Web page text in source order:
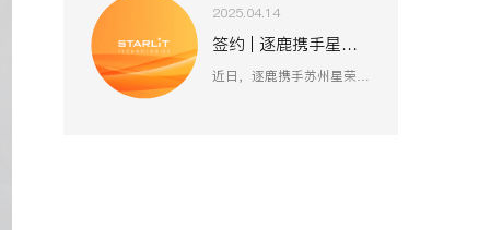
2025.04.14
签约 | 逐鹿携手星荣 焕新升级品牌官网
近日，逐鹿携手苏州星荣汽车技术有限公司，助力为旌科技数字化官网平台全面升级，赋能品牌形象数字化，以全新形象为品牌营销赋能。